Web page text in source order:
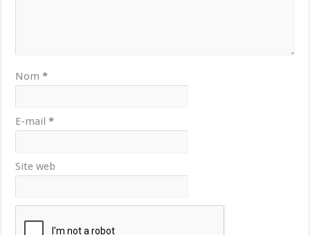
Nom*
E-mail*
Site web